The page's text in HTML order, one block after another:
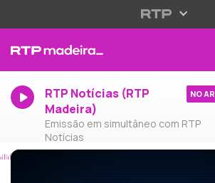
RTP Notícias (RTP
Madeira)
Emissão em simultâneo com RTP
Notícias
NO AR